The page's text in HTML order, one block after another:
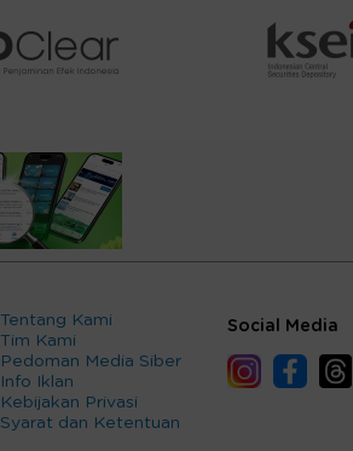
Tentang Kami
Tim Kami
Pedoman Media Siber
Info Iklan
Kebijakan Privasi
Syarat dan Ketentuan
Social Media